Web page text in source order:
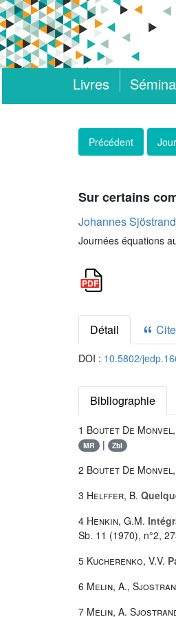
Livres
Précédent
Sur certains
Johannes Sjöstrand
Journées équations
Détail
DOI : 10.5802/
Bibliographie
1 Boutet De
MR | Zbl
2 Boutet De
3 Helffer, B.
4 Henkin, G.M.
Sb. 11 (1970), n°2,
5 Kucherenko, V.V.
6 Melin, A.,
7 Melin, A.